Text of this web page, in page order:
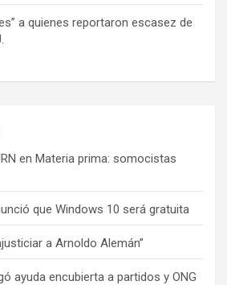
a quienes reportaron escasez de
en Materia prima: somocistas
que Windows 10 será gratuita
a Arnoldo Alemán”
ayuda encubierta a partidos y ONG